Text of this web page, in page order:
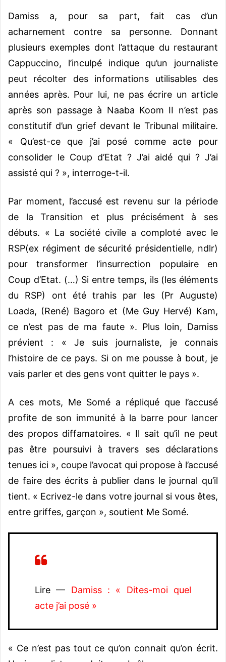
Damiss a, pour sa part, fait cas d’un
acharnement contre sa personne. Donnant
plusieurs exemples dont l’attaque du restaurant
Cappuccino, l’inculpé indique qu’un journaliste
peut récolter des informations utilisables des
années après. Pour lui, ne pas écrire un article
après son passage à Naaba Koom II n’est pas
constitutif d’un grief devant le Tribunal militaire.
« Qu’est-ce que j’ai posé comme acte pour
consolider le Coup d’Etat ? J’ai aidé qui ? J’ai
assisté qui ? », interroge-t-il.
Par moment, l’accusé est revenu sur la période
de la Transition et plus précisément à ses
débuts. « La société civile a comploté avec le
RSP(ex régiment de sécurité présidentielle, ndlr)
pour transformer l’insurrection populaire en
Coup d’Etat. (…) Si entre temps, ils (les éléments
du RSP) ont été trahis par les (Pr Auguste)
Loada, (René) Bagoro et (Me Guy Hervé) Kam,
ce n’est pas de ma faute ». Plus loin, Damiss
prévient : « Je suis journaliste, je connais
l’histoire de ce pays. Si on me pousse à bout, je
vais parler et des gens vont quitter le pays ».
A ces mots, Me Somé a répliqué que l’accusé
profite de son immunité à la barre pour lancer
des propos diffamatoires. « Il sait qu’il ne peut
pas être poursuivi à travers ses déclarations
tenues ici », coupe l’avocat qui propose à l’accusé
de faire des écrits à publier dans le journal qu’il
tient. « Ecrivez-le dans votre journal si vous êtes,
entre griffes, garçon », soutient Me Somé.
Lire — Damiss : « Dites-moi quel
acte j’ai posé »
« Ce n’est pas tout ce qu’on connait qu’on écrit.